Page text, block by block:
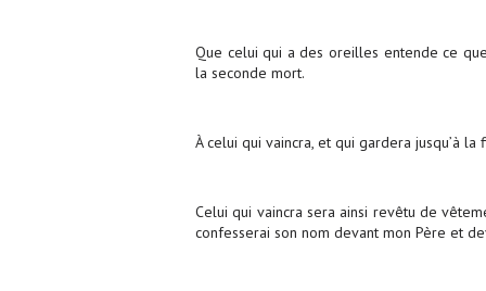
Que celui qui a des oreilles entende ce
la seconde mort.
À celui qui vaincra, et qui gardera jusqu’à
Celui qui vaincra sera ainsi revêtu de
confesserai son nom devant mon Père et